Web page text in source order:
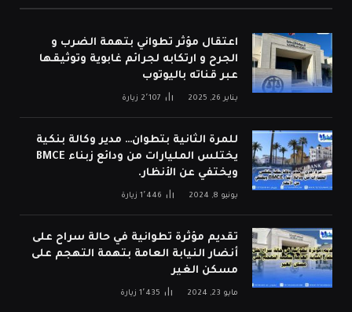
اعتقال مؤثر تطواني بتهمة الضرب و
الجرح و ارتكابه لجرائم غابوية وتوثيقها
عبر قناته باليوتوب
يناير 26, 2025 2٬107 زيارة
للمرة الثانية بتطوان… مدير وكالة بنكية
يختلس المليارات من ودائع زبناء BMCE
ويختفي عن الأنظار.
يونيو 8, 2024 1٬446 زيارة
تقديم مؤثرة تطوانية في حالة سراح على
أنضار النيابة العامة بتهمة التهجم على
مسكن الغير
مايو 23, 2024 1٬435 زيارة